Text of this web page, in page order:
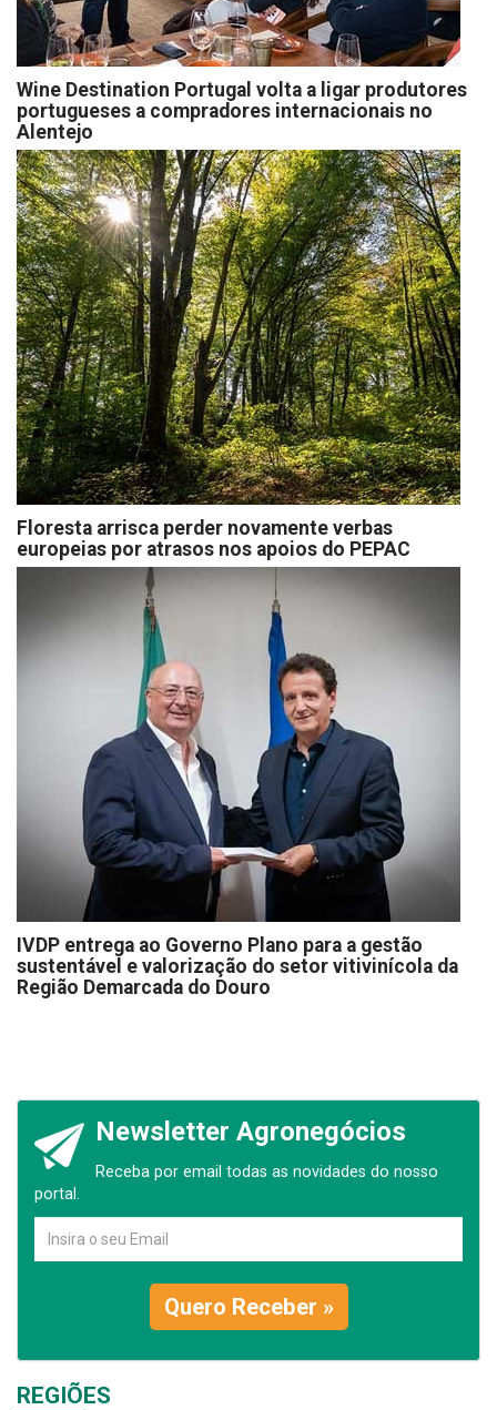
Wine Destination Portugal volta a ligar produtores
portugueses a compradores internacionais no
Alentejo
Floresta arrisca perder novamente verbas
europeias por atrasos nos apoios do PEPAC
IVDP entrega ao Governo Plano para a gestão
sustentável e valorização do setor vitivinícola da
Região Demarcada do Douro
Newsletter Agronegócios
Receba por email todas as novidades do nosso
portal.
Quero Receber »
REGIÕES